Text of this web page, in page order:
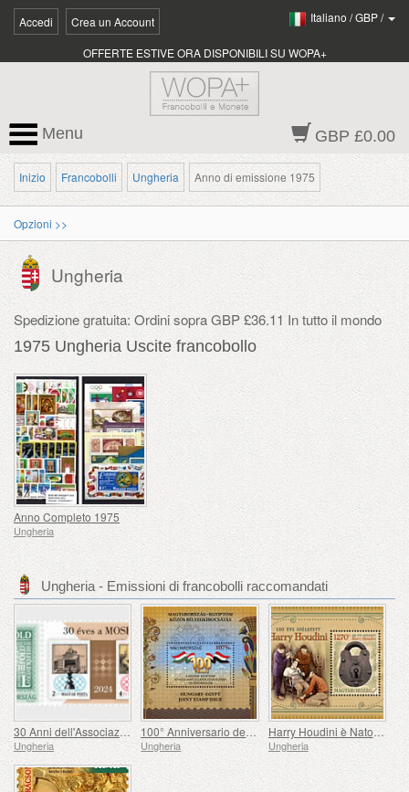
Accedi Crea un Account Italiano /GBP/
OFFERTE ESTIVE ORA DISPONIBILI SU WOPA+
GBP £0.00
Menu
Inizio Francobolli Ungheria Anno di emissione 1975
Opzioni >>
Ungheria
Spedizione gratuita: Ordini sopra GBP £36.11 In tutto il mondo
1975 Ungheria Uscite francobollo
Anno Completo 1975
Ungheria
Ungheria - Emissioni di francobolli raccomandati
30 Anni dell'Associazione Filatelica Olimpica e Sportiva Ungherese
Ungheria
100° Anniversario dell'instaurazione delle Relazioni Consolari tra Ungheria ed Egitto
Ungheria
Harry Houdini è Nato 150 Anni Fa
Ungheria